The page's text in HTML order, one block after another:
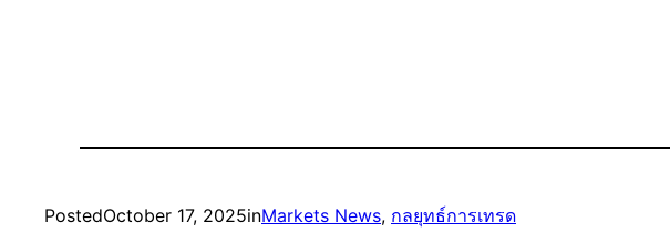
PostedOctober 17, 2025inMarkets News, กลยุทธ์การเทรด